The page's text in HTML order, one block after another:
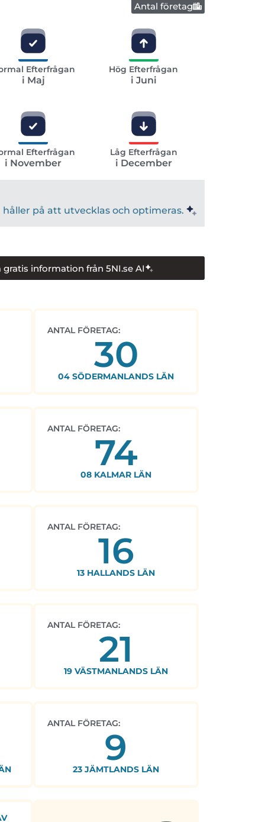
Antal företag
Efterfrågan
i Maj
Hög Efterfrågan
i Juni
Efterfrågan
i November
Låg Efterfrågan
i December
på att utvecklas och optimeras.
gratis information från 5NI.se AI
ANTAL FÖRETAG:
30
04 SÖDERMANLANDS LÄN
ANTAL FÖRETAG:
74
08 KALMAR LÄN
ANTAL FÖRETAG:
16
13 HALLANDS LÄN
ANTAL FÖRETAG:
21
19 VÄSTMANLANDS LÄN
ANTAL FÖRETAG:
9
23 JÄMTLANDS LÄN